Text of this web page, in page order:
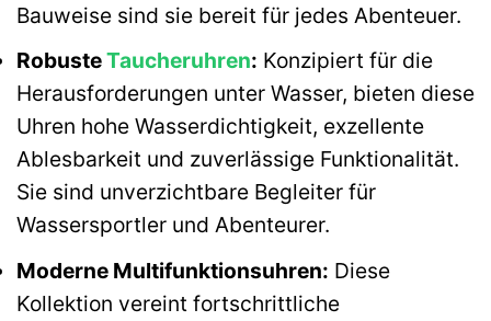
Bauweise sind sie bereit für jedes Abenteuer.
RobusteTaucheruhren: Konzipiert für die
Herausforderungen unter Wasser, bieten diese
Uhren hohe Wasserdichtigkeit, exzellente
Ablesbarkeit und zuverlässige Funktionalität.
Sie sind unverzichtbare Begleiter für
Wassersportler und Abenteurer.
Moderne Multifunktionsuhren: Diese
Kollektion vereint fortschrittliche